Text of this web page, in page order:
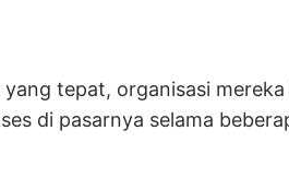
tepat, organisasi mereka
di pasarnya selama